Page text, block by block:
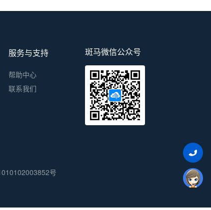
服务与支持
帮助中心
联系我们
斑马微信公众号
号